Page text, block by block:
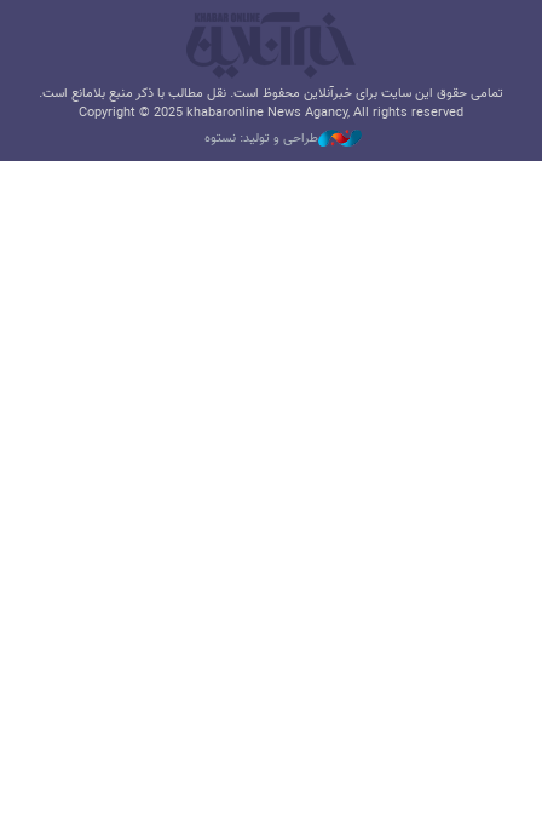
تمامی حقوق این سایت برای خبرآنلاین محفوظ است. نقل مطالب با ذکر منبع بلامانع است.
Copyright © 2025 khabaronline News Agancy, All rights reserved
طراحی و تولید: نستوه